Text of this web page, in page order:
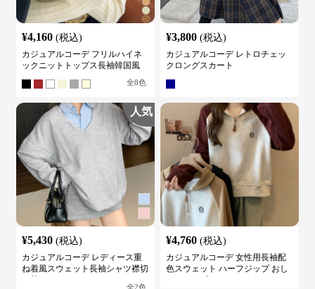
¥4,160 (税込)
カジュアルコーデ フリルハイネ
ックニットトップス長袖韓国風
全8色
¥3,800 (税込)
カジュアルコーデ レトロチェッ
クロングスカート
人気
¥5,430 (税込)
カジュアルコーデ レディース重
ね着風スウェット長袖シャツ襟切
全2色
¥4,760 (税込)
カジュアルコーデ 女性用長袖配
色スウェット ハーフジップ おし